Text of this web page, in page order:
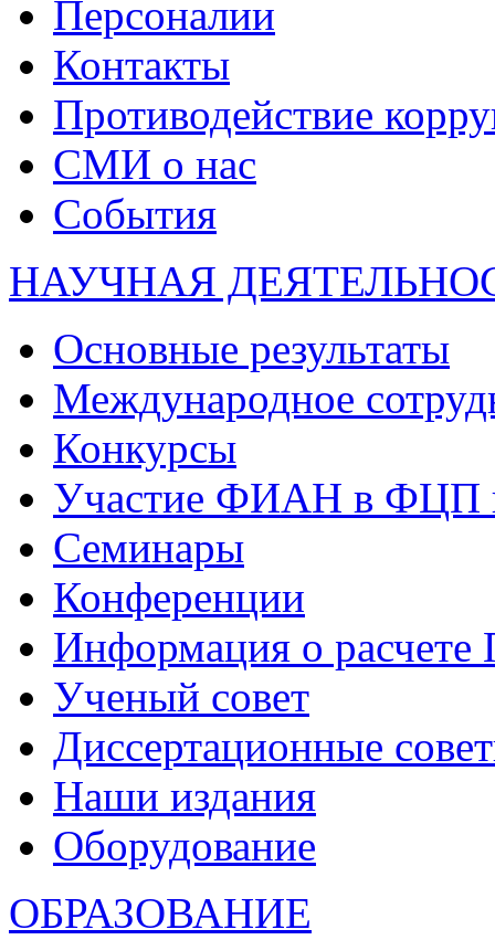
Персоналии
Контакты
Противодействие
СМИ о нас
События
НАУЧНАЯ
Основные результаты
Международное
Конкурсы
Участие ФИАН в ФЦП
Семинары
Конференции
Информация о
Ученый совет
Диссертационные
Наши издания
Оборудование
ОБРАЗОВАНИЕ